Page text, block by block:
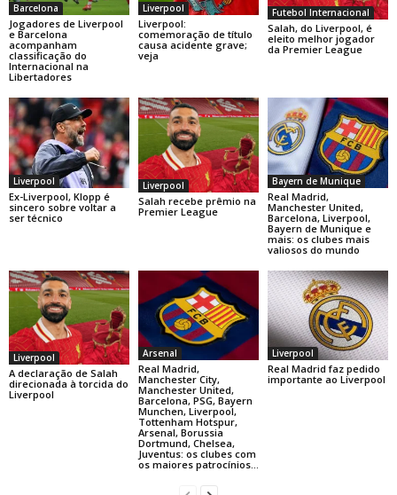
Barcelona
Jogadores de Liverpool
e Barcelona
acompanham
classificação do
Internacional na
Libertadores
Liverpool
Liverpool:
comemoração de título
causa acidente grave;
veja
Futebol Internacional
Salah, do Liverpool, é
eleito melhor jogador
da Premier League
Liverpool
Ex-Liverpool, Klopp é
sincero sobre voltar a
ser técnico
Liverpool
Salah recebe prêmio na
Premier League
Bayern de Munique
Real Madrid,
Manchester United,
Barcelona, Liverpool,
Bayern de Munique e
mais: os clubes mais
valiosos do mundo
Liverpool
A declaração de Salah
direcionada à torcida do
Liverpool
Arsenal
Real Madrid,
Manchester City,
Manchester United,
Barcelona, PSG, Bayern
Munchen, Liverpool,
Tottenham Hotspur,
Arsenal, Borussia
Dortmund, Chelsea,
Juventus: os clubes com
os maiores patrocínios...
Liverpool
Real Madrid faz pedido
importante ao Liverpool